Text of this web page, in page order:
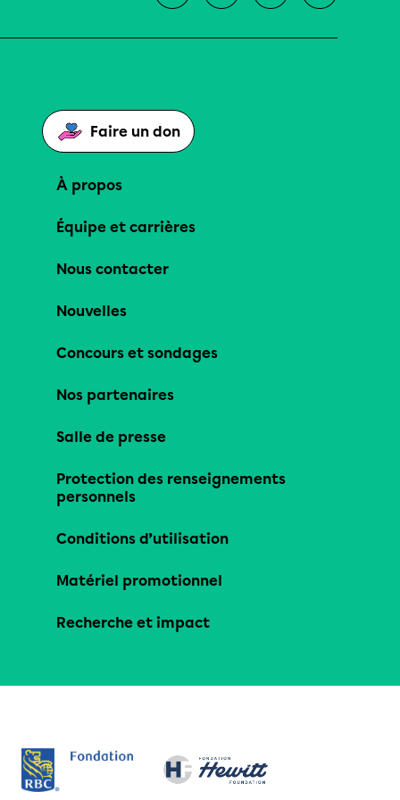
Faire un don
À propos
Équipe et carrières
Nous contacter
Nouvelles
Concours et sondages
Nos partenaires
Salle de presse
Protection des renseignements
personnels
Conditions d’utilisation
Matériel promotionnel
Recherche et impact